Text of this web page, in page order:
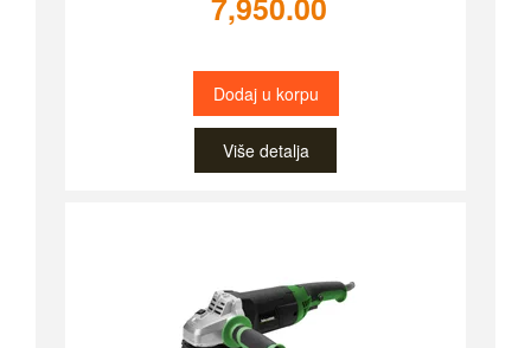
Dodaj u korpu
Više detalja